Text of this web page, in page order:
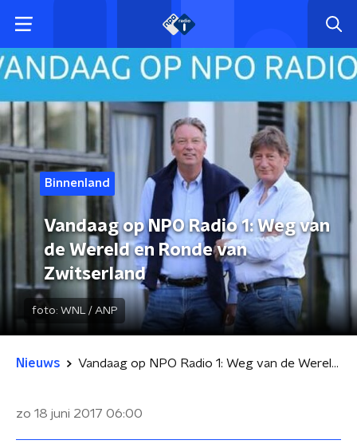
Binnenland
Vandaag op NPO Radio 1: Weg van
de Wereld en Ronde van
Zwitserland
foto: WNL / ANP
Nieuws Vandaag op NPO Radio 1: Weg van de Wereld en Ronde van Zwitserland
zo 18 juni 2017 06:00